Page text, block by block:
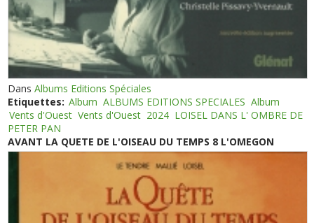
DansAlbums Editions Spéciales
Etiquettes: Album ALBUMS EDITIONS SPECIALES Album
Vents d'Ouest Vents d'Ouest 2024 LOISEL DANS L' OMBRE DE
PETER PAN
AVANT LA QUETE DE L'OISEAU DU TEMPS 8 L'OMEGON